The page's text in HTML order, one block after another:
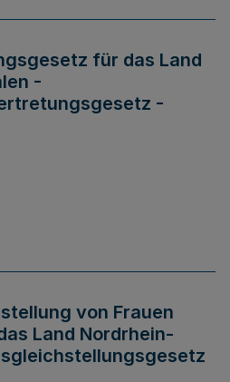
für das Land
-
-
von Frauen
Land Nordrhein-